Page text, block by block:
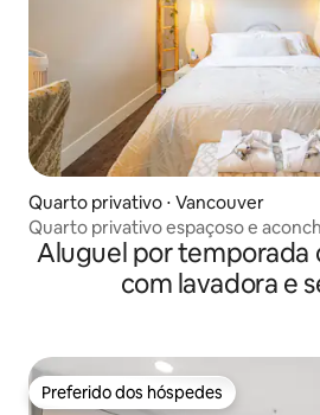
Quarto privativo ⋅ Vancouver
Quarto privativo espaçoso e
skytrain
Aluguel por temporada
com lavadora e
Preferido dos hóspedes
Preferido dos hóspedes